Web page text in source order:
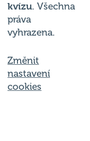
kvízu. Všechna
práva
vyhrazena.
Změnit
nastavení
cookies